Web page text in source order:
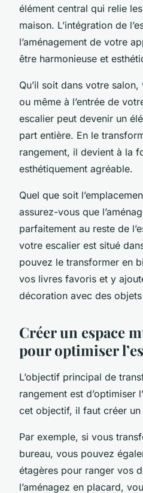
élément central qui relie
maison. L’intégration de
l’aménagement de votre
être harmonieuse et
Qu’il soit dans votre
ou même à l’entrée de
escalier peut devenir un
part entière. En le
rangement, il devient à la
esthétiquement agréable.
Quel que soit
assurez-vous que
parfaitement au reste de
votre escalier est situé
pouvez le transformer en
vos livres favoris et y
décoration avec des objets
Créer un espace
pour optimiser
L’objectif principal de
rangement est d’optimiser
cet objectif, il faut créer
Par exemple, si vous
bureau, vous pouvez
étagères pour ranger vos
l’aménagez en placard,